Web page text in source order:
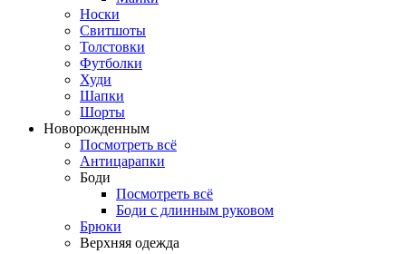
Носки
Свитшоты
Толстовки
Футболки
Худи
Шапки
Шорты
Новорожденным
Посмотреть всё
Антицарапки
Боди
Посмотреть всё
Боди с длинным руковом
Брюки
Верхняя одежда